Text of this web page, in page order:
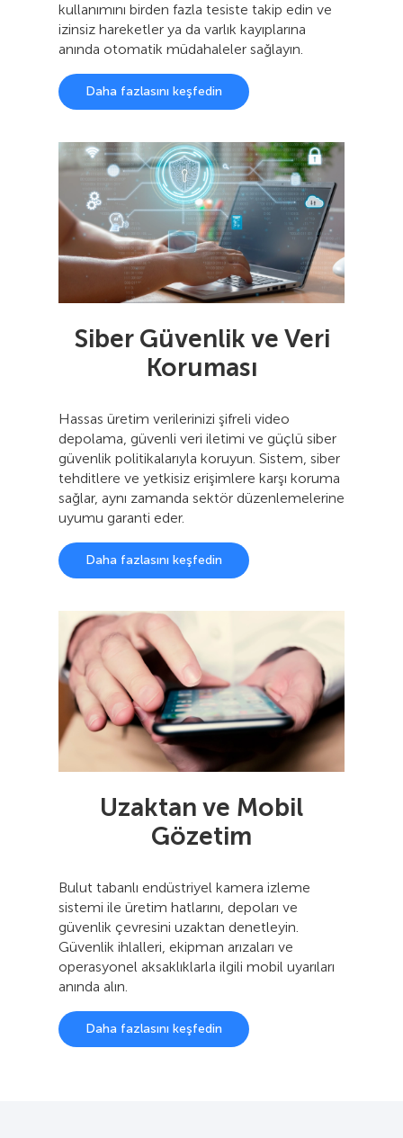
kullanımını birden fazla tesiste takip edin ve
izinsiz hareketler ya da varlık kayıplarına
anında otomatik müdahaleler sağlayın.
Daha fazlasını keşfedin
Siber Güvenlik ve Veri
Koruması
Hassas üretim verilerinizi şifreli video
depolama, güvenli veri iletimi ve güçlü siber
güvenlik politikalarıyla koruyun. Sistem, siber
tehditlere ve yetkisiz erişimlere karşı koruma
sağlar, aynı zamanda sektör düzenlemelerine
uyumu garanti eder.
Daha fazlasını keşfedin
Uzaktan ve Mobil
Gözetim
Bulut tabanlı endüstriyel kamera izleme
sistemi ile üretim hatlarını, depoları ve
güvenlik çevresini uzaktan denetleyin.
Güvenlik ihlalleri, ekipman arızaları ve
operasyonel aksaklıklarla ilgili mobil uyarıları
anında alın.
Daha fazlasını keşfedin